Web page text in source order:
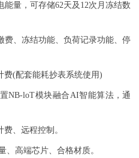
量，可存储62天及12次月冻结数
、冻结功能、负荷记录功能、停
(配套能耗抄表系统使用)
loT模块融合AI智能算法，通
、远程控制。
高端芯片、合格材质。